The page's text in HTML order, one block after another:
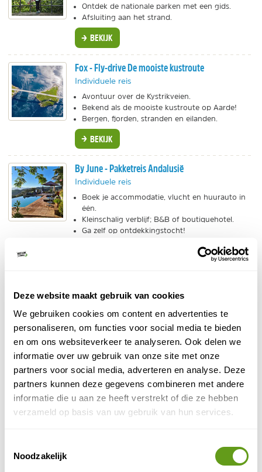
Deze website maakt gebruik van cookies
We gebruiken cookies om content en advertenties te
personaliseren, om functies voor social media te bieden
en om ons websiteverkeer te analyseren. Ook delen we
informatie over uw gebruik van onze site met onze
partners voor social media, adverteren en analyse. Deze
partners kunnen deze gegevens combineren met andere
informatie die u aan ze heeft verstrekt of die ze hebben
verzameld op basis van uw gebruik van hun services.
Noodzakelijk
Ontdek de nationale parken met een gids.
Afsluiting aan het strand.
BEKIJK
Fox - Fly-drive De mooiste kustroute
Individuele reis
Avontuur over de Kystrikveien.
Bekend als de mooiste kustroute op Aarde!
Bergen, fjorden, stranden en eilanden.
BEKIJK
By June - Pakketreis Andalusië
Individuele reis
Boek je accommodatie, vlucht en huurauto in
één.
Kleinschalig verblijf; B&B of boutiquehotel.
Ga zelf op ontdekkingstocht!
Individuele reis
Ontdek IJsland met een 4x4 met daktent
7-daagse reis door de natuur!
BEKIJK
ANWB - Zuid-Afrika rondreizen
Individuele reis
De rondreizen en fly-drives van ANWB doen de